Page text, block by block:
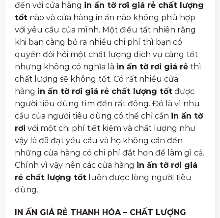
đến với cửa hàng in ấn tờ rơi giá rẻ chất lượng
tốt nào và cửa hàng in ấn nào không phù hợp
với yêu cầu của mình. Một điều tất nhiên rằng
khi bạn càng bỏ ra nhiều chi phí thì bạn có
quyền đòi hỏi một chất lượng dịch vụ càng tốt
nhưng không có nghĩa là in ấn tờ rơi giá rẻ thì
chất lượng sẽ không tốt. Có rất nhiều cửa
hàng in ấn tờ rơi giá rẻ chất lượng tốt được
người tiêu dùng tìm đến rất đông. Đó là vì nhu
cầu của người tiêu dùng có thể chỉ cần in ấn tờ
rơi với một chi phí tiết kiệm và chất lượng như
vậy là đã đạt yêu cầu và họ không cần đến
những cửa hàng có chi phí đắt hơn để làm gì cả.
Chính vì vậy nên các cửa hàng in ấn tờ rơi giá
rẻ chất lượng tốt luôn được lòng người tiêu
dùng.
IN ẤN GIÁ RẺ THANH HÓA – CHẤT LƯỢNG